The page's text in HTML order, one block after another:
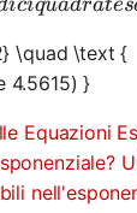
iciquadrat
\quad \text {
4.5615) }
Equazioni